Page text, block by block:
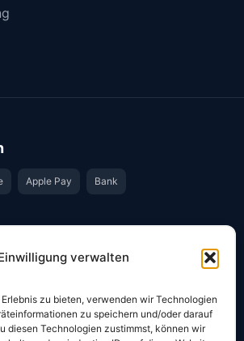
verwalten
zu bieten, verwenden wir Technologien
zu speichern und/oder darauf
diesen Technologien zustimmst, können wir
Apple Pay Bank
Support per WhatsApp